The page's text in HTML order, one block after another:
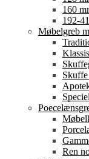
160
192-
Møbelgreb
Ren